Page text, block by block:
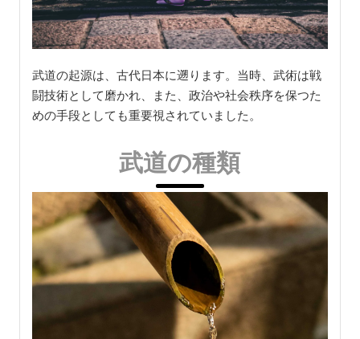
武道の起源は、古代日本に遡ります。当時、武術は戦
闘技術として磨かれ、また、政治や社会秩序を保つた
めの手段としても重要視されていました。
武道の種類